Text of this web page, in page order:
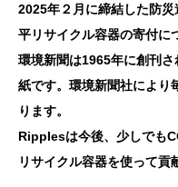
2025年２月に締結した防
平リサイクル容器の寄付に
環境新聞は1965年に創刊
紙です。環境新聞社により
ります。
Ripplesは今後、少しでも
リサイクル容器を使って貢